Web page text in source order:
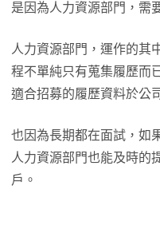
是因為人力資源部門，需
人力資源部門，運作的其
程不單純只有蒐集履歷而
適合招募的履歷資料於公
也因為長期都在面試，如
人力資源部門也能及時的
戶。